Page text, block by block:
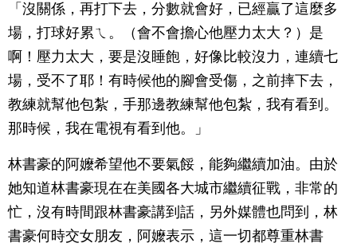
「沒關係，再打下去，分數就會好，已經贏了這麼多
場，打球好累ㄟ。（會不會擔心他壓力太大？）是
啊！壓力太大，要是沒睡飽，好像比較沒力，連續七
場，受不了耶！有時候他的腳會受傷，之前摔下去，
教練就幫他包紮，手那邊教練幫他包紮，我有看到。
那時候，我在電視有看到他。」
林書豪的阿嬤希望他不要氣餒，能夠繼續加油。由於
她知道林書豪現在在美國各大城市繼續征戰，非常的
忙，沒有時間跟林書豪講到話，另外媒體也問到，林
書豪何時交女朋友，阿嬤表示，這一切都尊重林書